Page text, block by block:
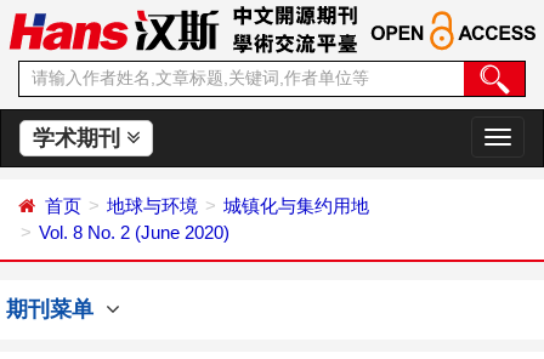
学术期刊
切
换
首页 地球与环境
城镇化与集约用地
Vol. 8 No. 2 (June 2020)
期刊菜单